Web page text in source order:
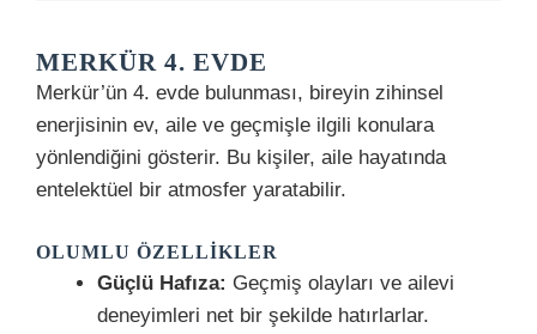
MERKÜR 4. EVDE
Merkür’ün 4. evde bulunması, bireyin zihinsel
enerjisinin ev, aile ve geçmişle ilgili konulara
yönlendiğini gösterir. Bu kişiler, aile hayatında
entelektüel bir atmosfer yaratabilir.
OLUMLU ÖZELLIKLER
Güçlü Hafıza: Geçmiş olayları ve ailevi
deneyimleri net bir şekilde hatırlarlar.